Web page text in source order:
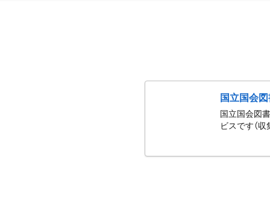
国立国会
国立国会図
ビスです（